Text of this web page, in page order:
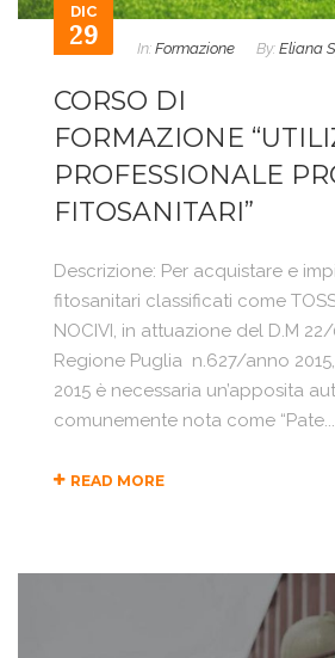
DIC
29 In: Formazione By: Eliana
CORSO DI
FORMAZIONE
PROFESSIONALE
FITOSANITARI”
Descrizione: Per acquistare e
fitosanitari classificati come
NOCIVI, in attuazione del D.M
Regione Puglia n.627/anno
2015 è necessaria un’apposita
comunemente nota come “Pate...
READ MORE